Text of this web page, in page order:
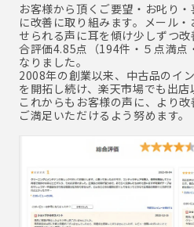
お客様から頂くご要望・お叱り
に改善に取り組みます。メール
せられる声に耳を傾け少しずつ
合評価4.85点（194件・５点満点
なりました。
2008年の創業以来、中古品のイ
を開拓し続け、楽天市場でも出店
これからもお客様の声に、より
ご満足いただけるよう努めます。